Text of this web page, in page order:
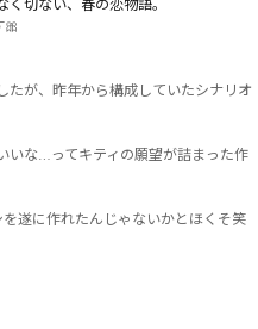
切ない、春の恋物語。
たが、昨年から構成していたシナリオ
いな…ってキティの願望が詰まった作
遂に作れたんじゃないかとほくそ笑